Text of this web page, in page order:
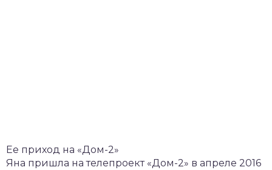
Ее приход на «Дом-2»
Яна пришла на телепроект «Дом-2» в апреле 2016